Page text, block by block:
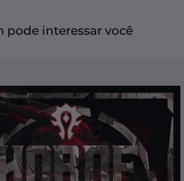
pode interessar você